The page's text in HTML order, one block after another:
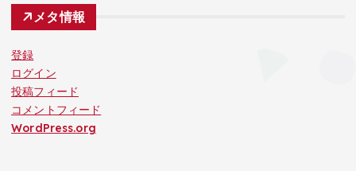
メタ情報
登録
ログイン
投稿フィード
コメントフィード
WordPress.org